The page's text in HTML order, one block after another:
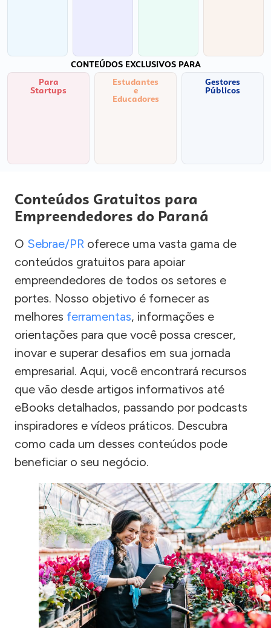
CONTEÚDOS EXCLUSIVOS PARA
Para
Startups
Estudantes
e
Educadores
Gestores
Públicos
Conteúdos Gratuitos para
Empreendedores do Paraná
O Sebrae/PR oferece uma vasta gama de
conteúdos gratuitos para apoiar
empreendedores de todos os setores e
portes. Nosso objetivo é fornecer as
melhores ferramentas, informações e
orientações para que você possa crescer,
inovar e superar desafios em sua jornada
empresarial. Aqui, você encontrará recursos
que vão desde artigos informativos até
eBooks detalhados, passando por podcasts
inspiradores e vídeos práticos. Descubra
como cada um desses conteúdos pode
beneficiar o seu negócio.